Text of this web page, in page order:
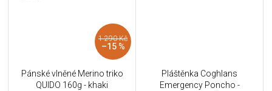
1 290 Kč
–15 %
Pánské vlněné Merino triko
QUIDO 160g - khaki
Pláštěnka Coghlans
Emergency Poncho -